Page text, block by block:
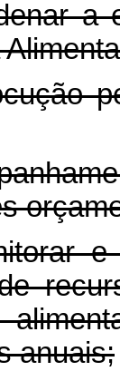
a
e
anuais;